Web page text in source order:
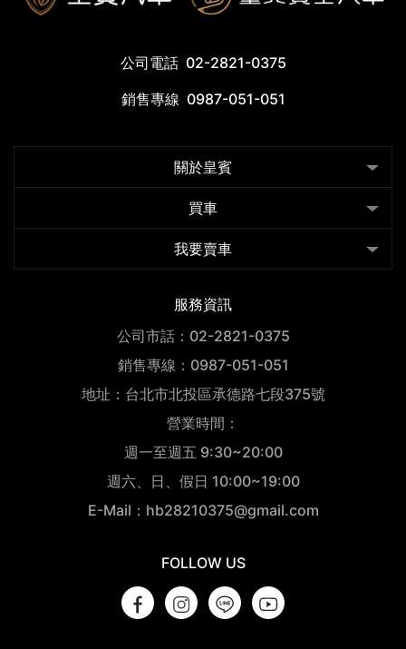
公司電話 02-2821-0375
銷售專線 0987-051-051
關於皇賓
買車
我要賣車
服務資訊
公司市話：02-2821-0375
銷售專線：0987-051-051
地址：台北市北投區承德路七段375號
營業時間：
週一至週五 9:30~20:00
週六、日、假日 10:00~19:00
E-Mail：hb28210375@gmail.com
FOLLOW US